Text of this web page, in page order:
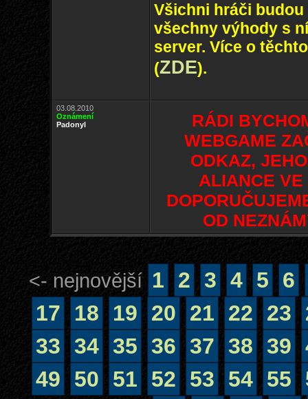
Všichni hráči
všechny výhody s
server. Více o
(ZDE).
03.08.2010
Oznámení
Padonyl
RÁDI
WEBGAME
ODKAZ,
ALIANCE VE
OD
<- nejnovější 1 2 3 4 5
6
17
18 19 20 21 22 23
33 34 35 36 37 38 39
49
50 51 52 53 54 55